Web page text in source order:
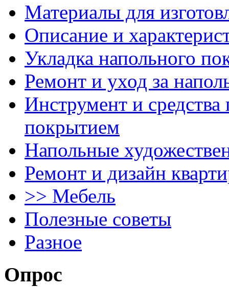
Материалы для
Описание и
Укладка напольного
Ремонт и уход за
Инструмент и
покрытием
Напольные
Ремонт и дизайн
>> Мебель
Полезные советы
Разное
Опрос